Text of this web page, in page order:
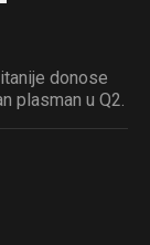
donose
plasman u Q2.